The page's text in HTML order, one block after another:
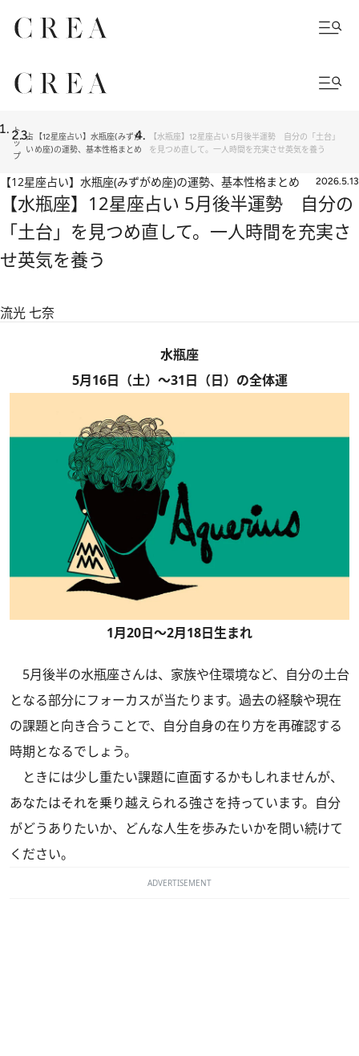
ト
ッ
プ
占
い
【12星座占い】水瓶座(みずが
め座)の運勢、基本性格まとめ
【水瓶座】12星座占い 5月後半運勢 自分の「土台」
を見つめ直して。一人時間を充実させ英気を養う
【12星座占い】水瓶座(みずがめ座)の運勢、基本性格まとめ 2026.5.13
【水瓶座】12星座占い 5月後半運勢 自分の
「土台」を見つめ直して。一人時間を充実さ
せ英気を養う
流光 七奈
水瓶座
5月16日（土）～31日（日）の全体運
1月20日～2月18日生まれ
5月後半の水瓶座さんは、家族や住環境など、自分の土台
となる部分にフォーカスが当たります。過去の経験や現在
の課題と向き合うことで、自分自身の在り方を再確認する
時期となるでしょう。
ときには少し重たい課題に直面するかもしれませんが、
あなたはそれを乗り越えられる強さを持っています。自分
がどうありたいか、どんな人生を歩みたいかを問い続けて
ください。
ADVERTISEMENT